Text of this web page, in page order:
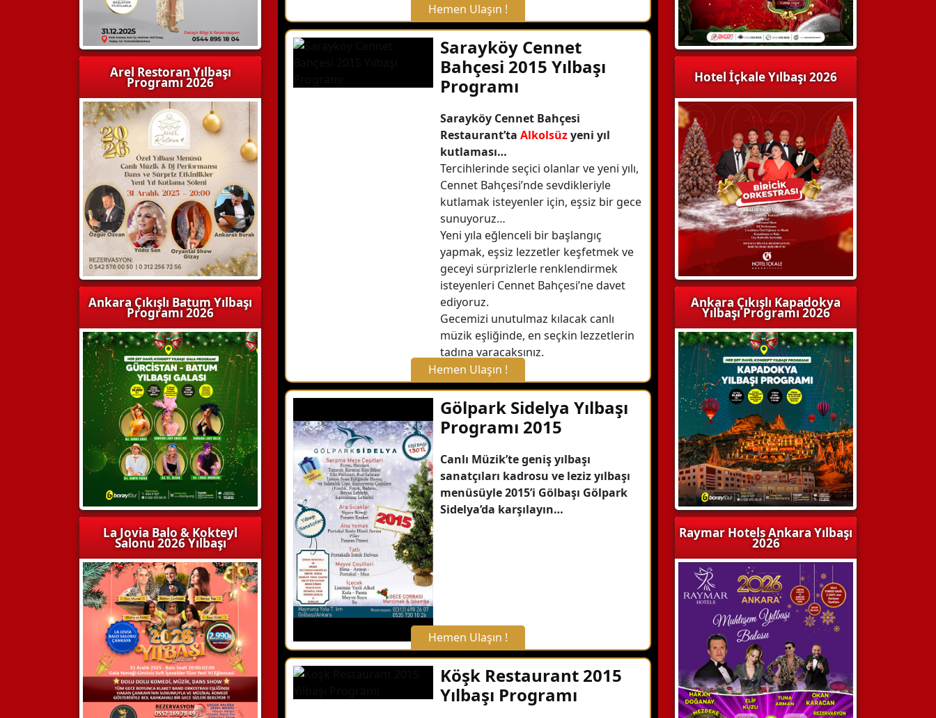
Arel Restoran Yılbaşı
Programı 2026
Ankara Çıkışlı Batum Yılbaşı
Programı 2026
La Jovia Balo & Kokteyl
Salonu 2026 Yılbaşı
Hemen Ulaşın !
X Kapat
WhatsApp ile Bilgi Alın
Sarayköy Cennet
Bahçesi 2015 Yılbaşı
Programı
Sarayköy Cennet Bahçesi
Restaurant’ta Alkolsüzyeni yıl
kutlaması…
Tercihlerinde seçici olanlar ve yeni yılı,
Cennet Bahçesi’nde sevdikleriyle
kutlamak isteyenler için, eşsiz bir gece
sunuyoruz…
Yeni yıla eğlenceli bir başlangıç
yapmak, eşsiz lezzetler keşfetmek ve
geceyi sürprizlerle renklendirmek
isteyenleri Cennet Bahçesi’ne davet
ediyoruz.
Gecemizi unutulmaz kılacak canlı
müzik eşliğinde, en seçkin lezzetlerin
tadına varacaksınız.
Hemen Ulaşın !
X Kapat
WhatsApp ile Bilgi Alın
Hemen Arayın
Detaylı Bilgi Alın
Gölpark Sidelya Yılbaşı
Programı 2015
Canlı Müzik’te geniş yılbaşı
sanatçıları kadrosu ve leziz yılbaşı
menüsüyle 2015’i Gölbaşı Gölpark
Sidelya’da karşılayın…
Hemen Ulaşın !
X Kapat
WhatsApp ile Bilgi Alın
Köşk Restaurant 2015
Yılbaşı Programı
Hotel İçkale Yılbaşı 2026
Ankara Çıkışlı Kapadokya
Yılbaşı Programı 2026
Raymar Hotels Ankara Yılbaşı
2026